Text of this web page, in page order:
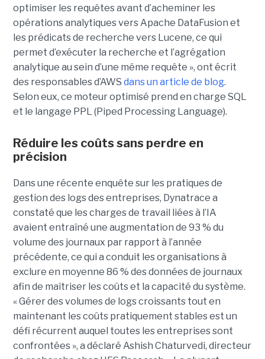
optimiser les requêtes avant d’acheminer les
opérations analytiques vers Apache DataFusion et
les prédicats de recherche vers Lucene, ce qui
permet d’exécuter la recherche et l’agrégation
analytique au sein d’une même requête », ont écrit
des responsables d’AWS dans un article de blog.
Selon eux, ce moteur optimisé prend en charge SQL
et le langage PPL (Piped Processing Language).
Réduire les coûts sans perdre en
précision
Dans une récente enquête sur les pratiques de
gestion des logs des entreprises, Dynatrace a
constaté que les charges de travail liées à l’IA
avaient entraîné une augmentation de 93 % du
volume des journaux par rapport à l’année
précédente, ce qui a conduit les organisations à
exclure en moyenne 86 % des données de journaux
afin de maîtriser les coûts et la capacité du système.
« Gérer des volumes de logs croissants tout en
maintenant les coûts pratiquement stables est un
défi récurrent auquel toutes les entreprises sont
confrontées », a déclaré Ashish Chaturvedi, directeur